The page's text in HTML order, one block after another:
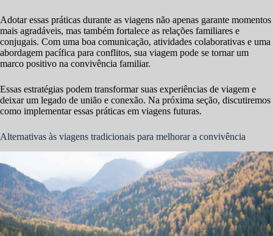
Adotar essas práticas durante as viagens não apenas garante momentos
mais agradáveis, mas também fortalece as relações familiares e
conjugais. Com uma boa comunicação, atividades colaborativas e uma
abordagem pacífica para conflitos, sua viagem pode se tornar um
marco positivo na convivência familiar.
Essas estratégias podem transformar suas experiências de viagem e
deixar um legado de união e conexão. Na próxima seção, discutiremos
como implementar essas práticas em viagens futuras.
Alternativas às viagens tradicionais para melhorar a convivência